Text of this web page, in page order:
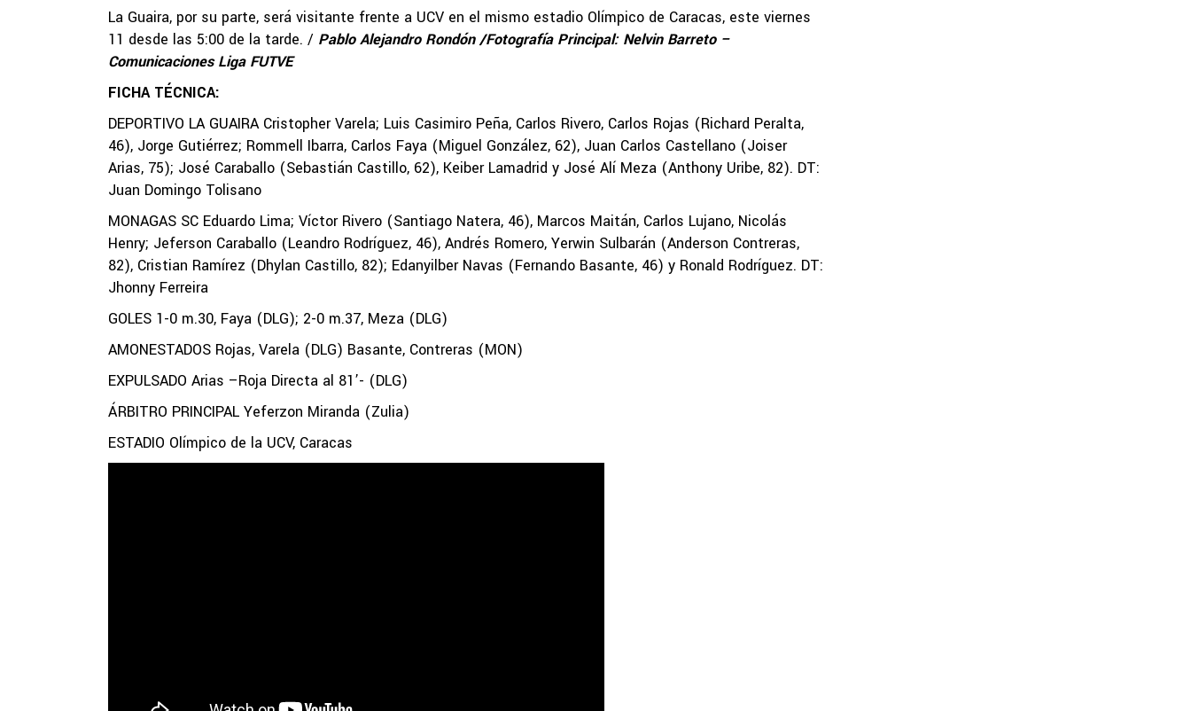
La Guaira, por su parte, será visitante frente a UCV en el mismo estadio Olímpico de Caracas, este viernes
11 desde las 5:00 de la tarde. / Pablo Alejandro Rondón /Fotografía Principal: Nelvin Barreto –
Comunicaciones Liga FUTVE
FICHA TÉCNICA:
DEPORTIVO LA GUAIRA Cristopher Varela; Luis Casimiro Peña, Carlos Rivero, Carlos Rojas (Richard Peralta,
46), Jorge Gutiérrez; Rommell Ibarra, Carlos Faya (Miguel González, 62), Juan Carlos Castellano (Joiser
Arias, 75); José Caraballo (Sebastián Castillo, 62), Keiber Lamadrid y José Alí Meza (Anthony Uribe, 82). DT:
Juan Domingo Tolisano
MONAGAS SC Eduardo Lima; Víctor Rivero (Santiago Natera, 46), Marcos Maitán, Carlos Lujano, Nicolás
Henry; Jeferson Caraballo (Leandro Rodríguez, 46), Andrés Romero, Yerwin Sulbarán (Anderson Contreras,
82), Cristian Ramírez (Dhylan Castillo, 82); Edanyilber Navas (Fernando Basante, 46) y Ronald Rodríguez. DT:
Jhonny Ferreira
GOLES 1-0 m.30, Faya (DLG); 2-0 m.37, Meza (DLG)
AMONESTADOS Rojas, Varela (DLG) Basante, Contreras (MON)
EXPULSADO Arias –Roja Directa al 81’- (DLG)
ÁRBITRO PRINCIPAL Yeferzon Miranda (Zulia)
ESTADIO Olímpico de la UCV, Caracas